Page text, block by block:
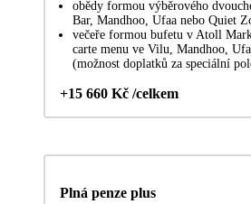
obědy formou výběrového
Bar, Mandhoo, Ufaa nebo Quiet
večeře formou bufetu v Atoll
carte menu ve Vilu, Mandhoo,
(možnost doplatků za speciální
+15 660 Kč /celkem
Plná penze plus